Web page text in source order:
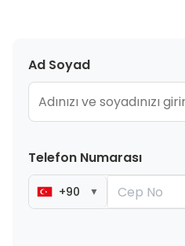
Ad Soyad
Telefon Numarası
+90 ▼